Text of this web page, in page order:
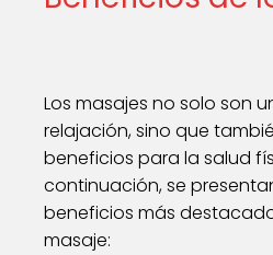
Los masajes no solo son
relajación, sino que
beneficios para la salud
continuación, se
beneficios más
masaje: